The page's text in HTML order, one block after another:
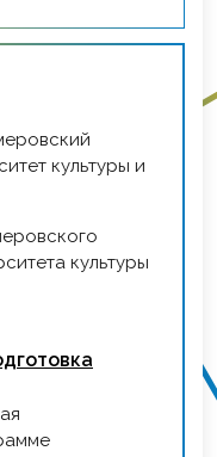
культуры и
культуры